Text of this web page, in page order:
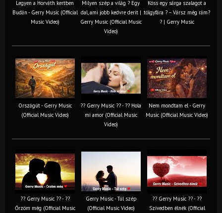
Legyen a Horváth kertben
Budán - Gerry Music (Official
Music Video)
Milyen szép a világ ? Egy
dal, ami jobb kedvre derít |
Gerry Music (Official Music
Video)
Köss egy sárga szalagot a
tölgyfára ?️ – Vársz még rám?
? | Gerry Music
Országút - Gerry Music
(Official Music Video)
?? Gerry Music ?? - ?? Hola
mi amor (Official Music
Video)
Nem mondtam el - Gerry
Music (Official Music Video)
?? Gerry Music ?? - ??
Őrzöm még (Official Music
Gerry Music - Túl szép
(Official Music Video)
?? Gerry Music ?? - ??
Szívedben élnék (Official